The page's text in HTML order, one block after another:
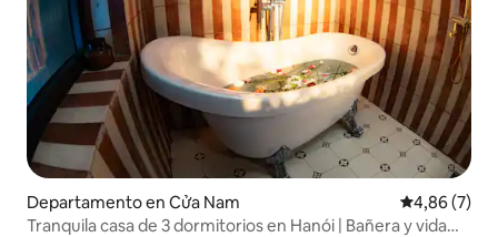
Departamento en Cửa Nam Calificación
4,86 (7)
Tranquila casa de 3 dormitorios en Hanói | Bañera y vida